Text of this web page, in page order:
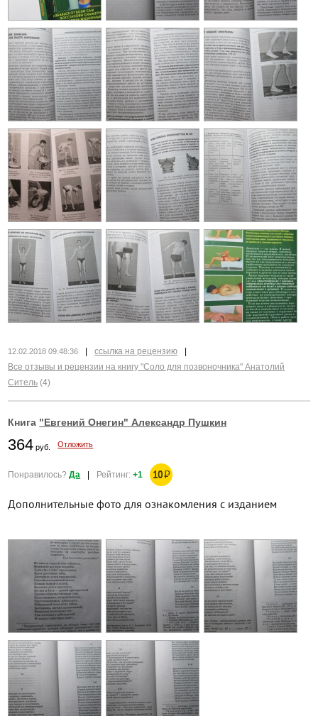
12.02.2018 09:48:36 ссылка на рецензию
Все отзывы и рецензии на книгу "Соло для позвоночника" Анатолий
Ситель (4)
Книга "Евгений Онегин" Александр Пушкин
364 руб. Отложить
Понравилось?Да | Рейтинг:+1 10₽
Дополнительные фото для ознакомления с изданием